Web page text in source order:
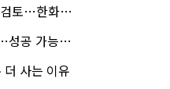
·OCI 영향은?
성은 '글쎄'
사는 이유